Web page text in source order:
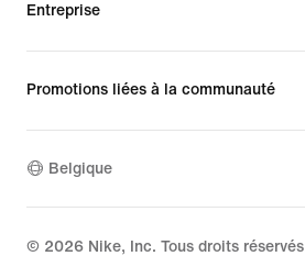
Entreprise
Promotions liées à la communauté
Belgique
© 2026 Nike, Inc. Tous droits réservés